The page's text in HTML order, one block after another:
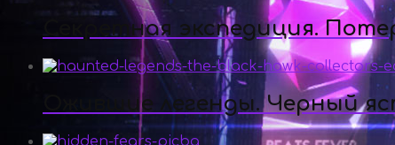
Секретная экспедиция.
Ожившие легенды. Черный